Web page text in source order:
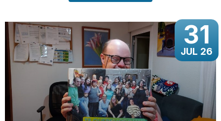
31
JUL 26